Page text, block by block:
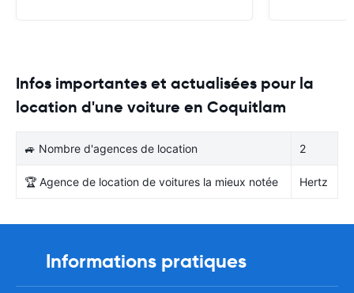
Infos importantes et actualisées pour la
location d'une voiture en Coquitlam
🚙 Nombre d'agences de location 2
🏆 Agence de location de voitures la mieux notée Hertz
Informations pratiques